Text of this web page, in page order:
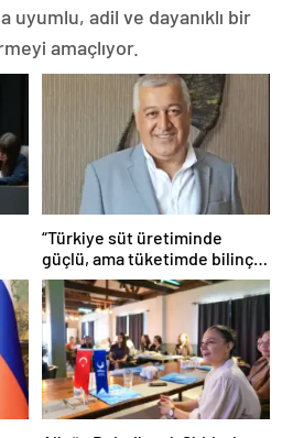
uyumlu, adil ve dayanıklı bir
amaçlıyor.
“Türkiye süt üretiminde
güçlü, ama tüketimde bilinç
şart”